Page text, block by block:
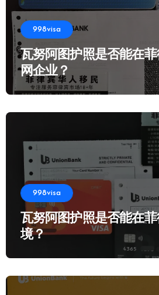
998visa
瓦努阿图护照是否能在
网企业？
998visa
瓦努阿图护照是否能在
境？